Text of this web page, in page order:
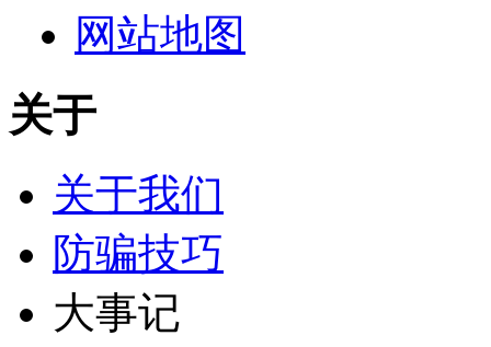
网站地图
关于
关于我们
防骗技巧
大事记